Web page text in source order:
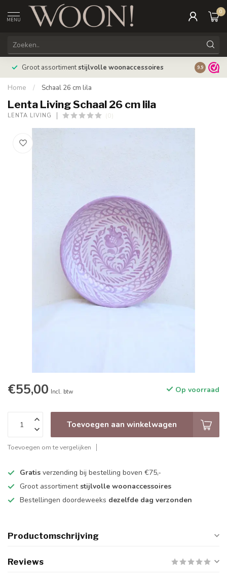
MENU
0
Groot assortimentstijlvolle woonaccessoires 9.9
Home / Schaal 26 cm lila
Lenta Living Schaal 26 cm lila
LENTA LIVING (0)
€55,00 Incl. btw Op voorraad
Toevoegen aan winkelwagen
Toevoegen om te vergelijken
Gratis verzending bij bestelling boven €75,-
Groot assortiment stijlvolle woonaccessoires
Bestellingen doordeweeks dezelfde dag verzonden
Productomschrijving
Reviews